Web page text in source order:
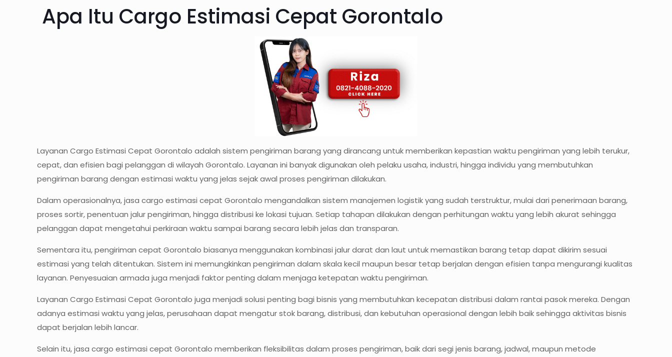
Apa Itu Cargo Estimasi Cepat Gorontalo
Layanan Cargo Estimasi Cepat Gorontalo adalah sistem pengiriman barang yang dirancang untuk memberikan kepastian waktu pengiriman yang lebih terukur,
cepat, dan efisien bagi pelanggan di wilayah Gorontalo. Layanan ini banyak digunakan oleh pelaku usaha, industri, hingga individu yang membutuhkan
pengiriman barang dengan estimasi waktu yang jelas sejak awal proses pengiriman dilakukan.
Dalam operasionalnya, jasa cargo estimasi cepat Gorontalo mengandalkan sistem manajemen logistik yang sudah terstruktur, mulai dari penerimaan barang,
proses sortir, penentuan jalur pengiriman, hingga distribusi ke lokasi tujuan. Setiap tahapan dilakukan dengan perhitungan waktu yang lebih akurat sehingga
pelanggan dapat mengetahui perkiraan waktu sampai barang secara lebih jelas dan transparan.
Sementara itu, pengiriman cepat Gorontalo biasanya menggunakan kombinasi jalur darat dan laut untuk memastikan barang tetap dapat dikirim sesuai
estimasi yang telah ditentukan. Sistem ini memungkinkan pengiriman dalam skala kecil maupun besar tetap berjalan dengan efisien tanpa mengurangi kualitas
layanan. Penyesuaian armada juga menjadi faktor penting dalam menjaga ketepatan waktu pengiriman.
Layanan Cargo Estimasi Cepat Gorontalo juga menjadi solusi penting bagi bisnis yang membutuhkan kecepatan distribusi dalam rantai pasok mereka. Dengan
adanya estimasi waktu yang jelas, perusahaan dapat mengatur stok barang, distribusi, dan kebutuhan operasional dengan lebih baik sehingga aktivitas bisnis
dapat berjalan lebih lancar.
Selain itu, jasa cargo estimasi cepat Gorontalo memberikan fleksibilitas dalam proses pengiriman, baik dari segi jenis barang, jadwal, maupun metode